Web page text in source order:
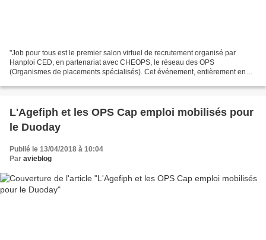
"Job pour tous est le premier salon virtuel de recrutement organisé par
Hanploi CED, en partenariat avec CHEOPS, le réseau des OPS
(Organismes de placements spécialisés). Cet événement, entièrement en
L'Agefiph et les OPS Cap emploi mobilisés pour
le Duoday
Publié le 13/04/2018 à 10:04
Par avieblog